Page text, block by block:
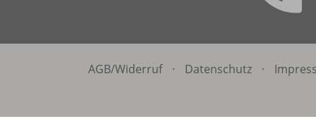
AGB/Widerruf · Datenschutz ·